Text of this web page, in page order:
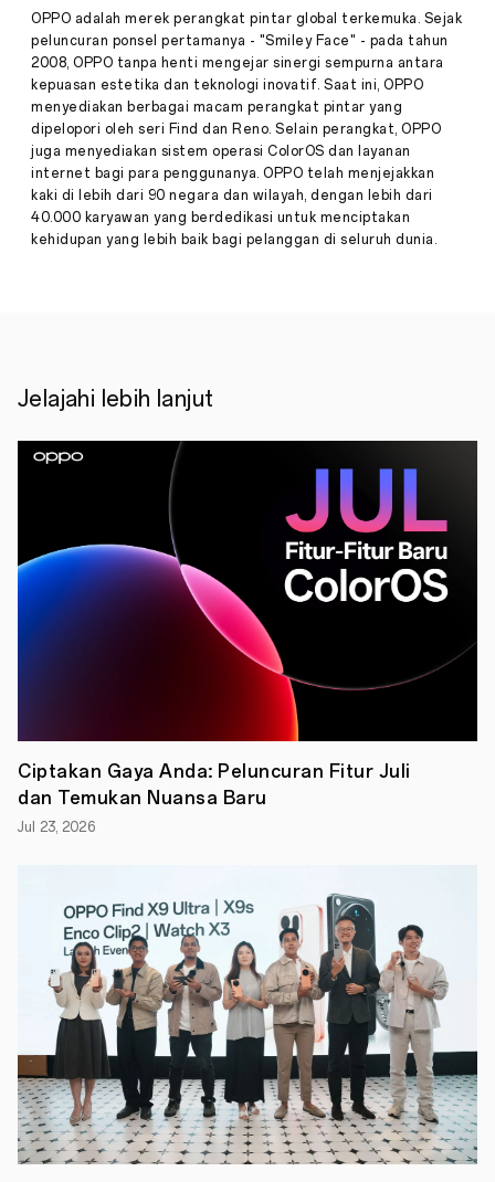
MalangPers
·Apr
04,
2023
Penetapan
Kota
Malang
sebagai
lokomotif
digital
oleh
Pemprov
Jawa
Timur
inovasi
OPPO
eXperience
terbesardi
Timur.
OPPO
percaya,
kaum
Malang
memanfaatkan
teknologi
terbaik
pengembangan
digitalisasi
Kota
Malang.
OPPO adalah merek perangkat pintar global terkemuka. Sejak
peluncuran ponsel pertamanya - "Smiley Face" - pada tahun
2008, OPPO tanpa henti mengejar sinergi sempurna antara
kepuasan estetika dan teknologi inovatif. Saat ini, OPPO
menyediakan berbagai macam perangkat pintar yang
dipelopori oleh seri Find dan Reno. Selain perangkat, OPPO
juga menyediakan sistem operasi ColorOS dan layanan
internet bagi para penggunanya. OPPO telah menjejakkan
kaki di lebih dari 90 negara dan wilayah, dengan lebih dari
40.000 karyawan yang berdedikasi untuk menciptakan
kehidupan yang lebih baik bagi pelanggan di seluruh dunia.
Jelajahi lebih lanjut
Ciptakan Gaya Anda: Peluncuran Fitur Juli
dan Temukan Nuansa Baru
Jul 23, 2026